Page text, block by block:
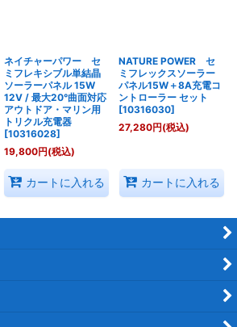
ネイチャーパワー セ
ミフレキシブル単結晶
ソーラーパネル 15W
12V / 最大20°曲面対応
アウトドア・マリン用
トリクル充電器
[10316028]
19,800円(税込)
カートに入れる
NATURE POWER セ
ミフレックスソーラー
パネル15W＋8A充電コ
ントローラー セット
[10316030]
27,280円(税込)
カートに入れる